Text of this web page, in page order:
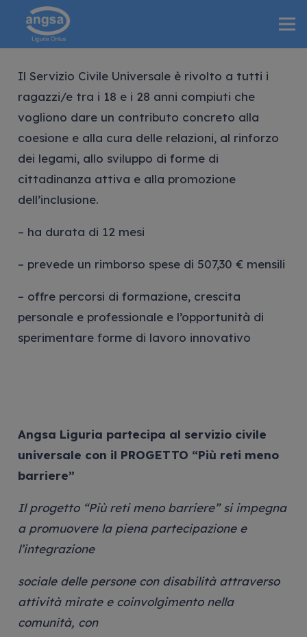
Il Servizio Civile Universale è rivolto a tutti i
ragazzi/e tra i 18 e i 28 anni compiuti che
vogliono dare un contributo concreto alla
coesione e alla cura delle relazioni, al rinforzo
dei legami, allo sviluppo di forme di
cittadinanza attiva e alla promozione
dell’inclusione.
– ha durata di 12 mesi
– prevede un rimborso spese di 507,30 € mensili
– offre percorsi di formazione, crescita
personale e professionale e l’opportunità di
sperimentare forme di lavoro innovativo
Angsa Liguria partecipa al servizio civile
universale con il PROGETTO “Più reti meno
barriere”
Il progetto “Più reti meno barriere” si impegna
a promuovere la piena partecipazione e
l’integrazione
sociale delle persone con disabilità attraverso
attività mirate e coinvolgimento nella
comunità, con